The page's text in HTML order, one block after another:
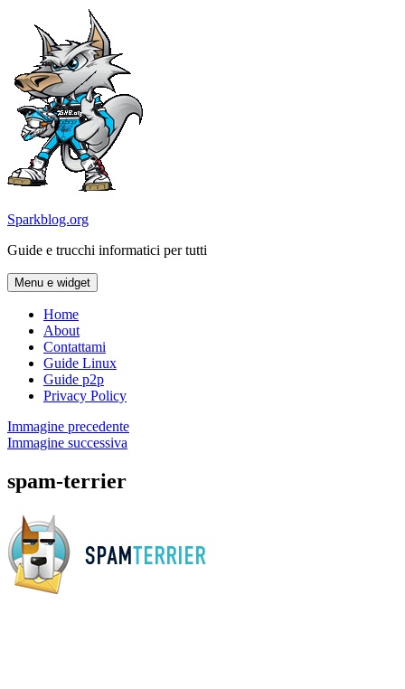
contenuto
Sparkblog.org
Guide e trucchi informatici per tutti
Menu e widget
Home
About
Contattami
Guide Linux
Guide p2p
Privacy Policy
Immagine precedente
Immagine successiva
spam-terrier